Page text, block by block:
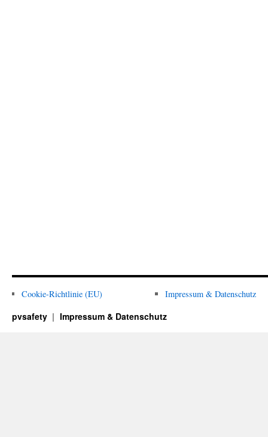
Cookie-Richtlinie (EU) Impressum & Datenschutz
pvsafety Impressum & Datenschutz